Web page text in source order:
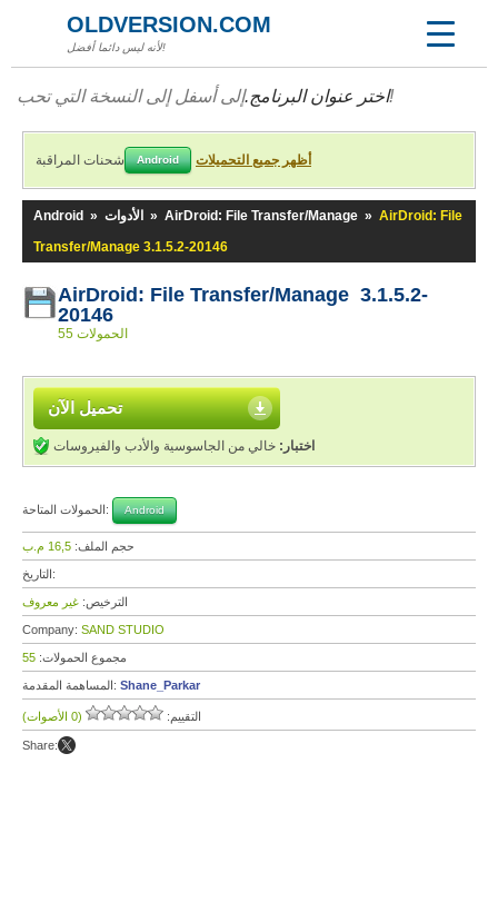
OLDVERSION.COM
لأنه ليس دائما أفضل!
اختر عنوان البرنامج.إلى أسفل إلى النسخة التي تحب!
شحنات المراقبة Android أظهر جميع التحميلات
Android » الأدوات » AirDroid: File Transfer/Manage » AirDroid: File
Transfer/Manage 3.1.5.2-20146
AirDroid: File Transfer/Manage 3.1.5.2-
20146
55 الحمولات
تحميل الآن
اختبار: خالي من الجاسوسية والأدب والفيروسات
الحمولات المتاحة: Android
حجم الملف: 16,5 م.ب
التاريخ:
الترخيص: غير معروف
Company: SAND STUDIO
مجموع الحمولات: 55
المساهمة المقدمة: Shane_Parkar
التقييم: (0 الأصوات)
Share: